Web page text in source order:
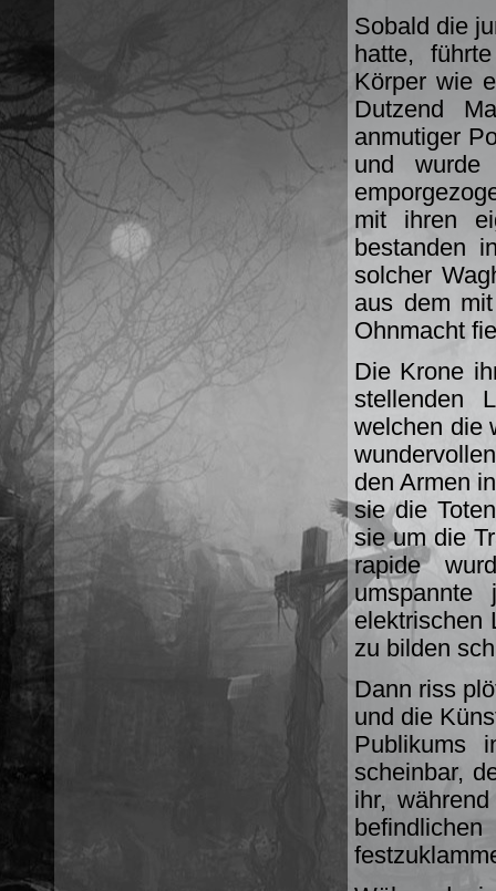
Sobald die
hatte,
Körper wie
Dutzend
anmutiger
und
mit ihren
bestanden
solcher
aus dem
Ohnmacht
Die Krone
stellenden
welchen die
den Armen
sie die
sie um die
rapide
elektrischen
zu bilden
Dann riss
und die
Publikums
scheinbar,
ihr,